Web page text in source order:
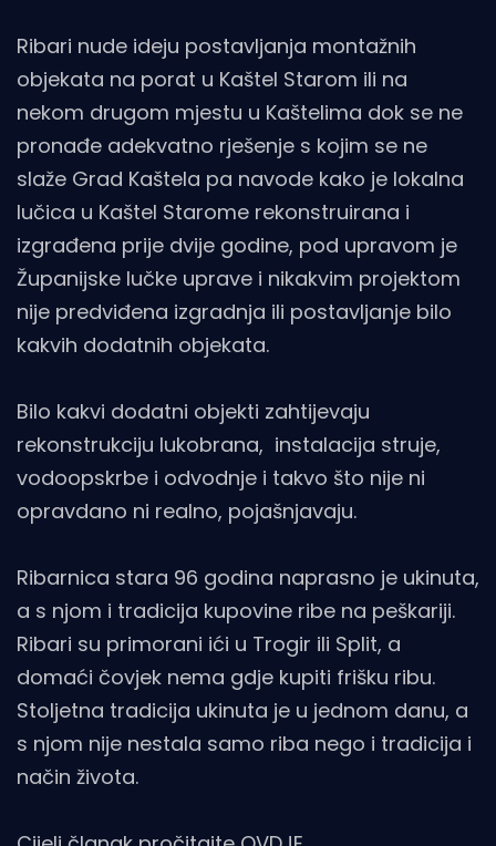
Ribari nude ideju postavljanja montažnih
objekata na porat u Kaštel Starom ili na
nekom drugom mjestu u Kaštelima dok se ne
pronađe adekvatno rješenje s kojim se ne
slaže Grad Kaštela pa navode kako je lokalna
lučica u Kaštel Starome rekonstruirana i
izgrađena prije dvije godine, pod upravom je
Županijske lučke uprave i nikakvim projektom
nije predviđena izgradnja ili postavljanje bilo
kakvih dodatnih objekata.
Bilo kakvi dodatni objekti zahtijevaju
rekonstrukciju lukobrana, instalacija struje,
vodoopskrbe i odvodnje i takvo što nije ni
opravdano ni realno, pojašnjavaju.
Ribarnica stara 96 godina naprasno je ukinuta,
a s njom i tradicija kupovine ribe na peškariji.
Ribari su primorani ići u Trogir ili Split, a
domaći čovjek nema gdje kupiti frišku ribu.
Stoljetna tradicija ukinuta je u jednom danu, a
s njom nije nestala samo riba nego i tradicija i
način života.